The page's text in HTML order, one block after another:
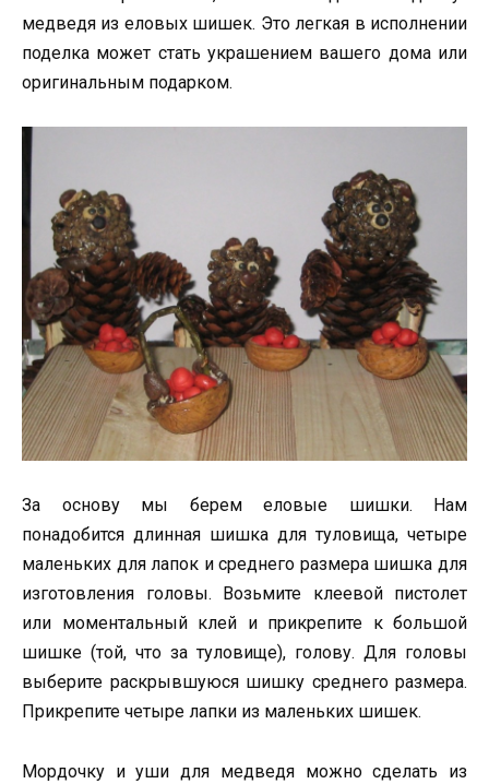
медведя из еловых шишек. Это легкая в исполнении
поделка может стать украшением вашего дома или
оригинальным подарком.
За основу мы берем еловые шишки. Нам
понадобится длинная шишка для туловища, четыре
маленьких для лапок и среднего размера шишка для
изготовления головы. Возьмите клеевой пистолет
или моментальный клей и прикрепите к большой
шишке (той, что за туловище), голову. Для головы
выберите раскрывшуюся шишку среднего размера.
Прикрепите четыре лапки из маленьких шишек.
Мордочку и уши для медведя можно сделать из